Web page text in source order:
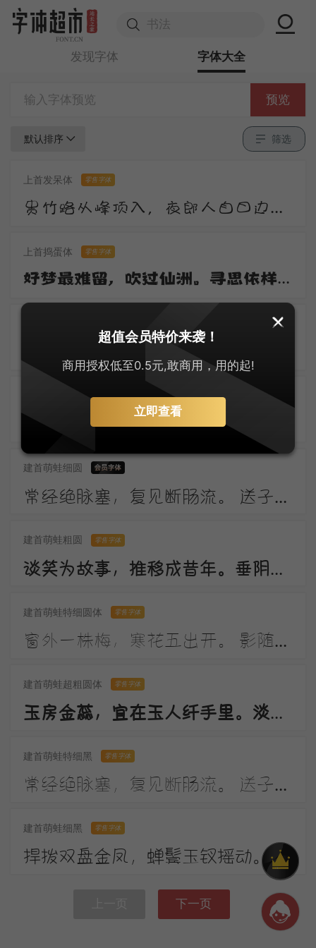
发现字体 字体大全
预览
默认排序 筛选
上首发呆体 零售字体
贵竹路从峰顶入，夜郎人自日边来。莺花夹道惊春老，雉堞连云向晚开。尺素屡题还屡掷，衡阳那有雁飞回。
上首捣蛋体 零售字体
好梦最难留，吹过仙洲。寻思依样到心头。去也无踪寻也惯，一桁红楼。
零售字体
建首萌蛙细圆
建首萌蛙粗圆 零售字体
建首萌蛙特细圆体 零售字体
窗外一株梅，寒花五出开。 影随朝日远，香逐便风来。 泣对铜钩障，愁看玉镜台。 行人断消息，春恨几裴回。
建首萌蛙超粗圆体 零售字体
玉房金蕊，宜在玉人纤手里。淡月朦胧，更有微微弄袖风。温香熟美，醉慢云鬟垂两耳。多谢春工，不是花红是玉红。
建首萌蛙特细黑 零售字体
常经绝脉塞，复见断肠流。 送子成今别，令人起昔愁。 陇云晴半雨，边草夏先秋。 万里长城寄，无贻汉国忧。
建首萌蛙细黑 零售字体
捍拨双盘金凤，蝉鬓玉钗摇动。画堂前，人不语，弦解语。弹到昭君怨处，翠蛾愁，不抬头。
下一页
超值会员特价来袭！
商用授权低至0.5元,敢商用，用的起!
立即查看